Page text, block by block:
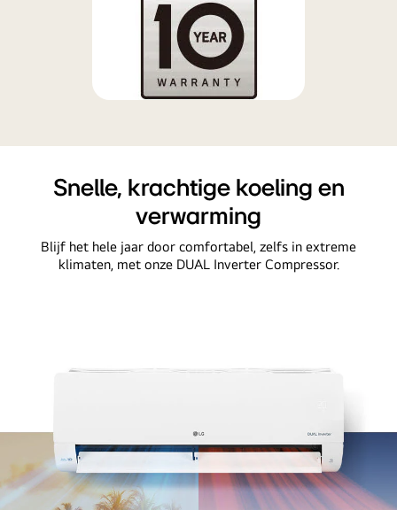
Snelle, krachtige koeling en
verwarming
Blijf het hele jaar door comfortabel, zelfs in extreme
klimaten, met onze DUAL Inverter Compressor.